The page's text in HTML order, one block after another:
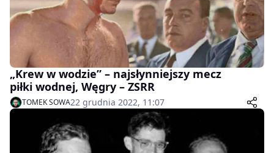
„Krew w wodzie” – najsłynniejszy mecz
piłki wodnej, Węgry – ZSRR
TOMEK SOWA22 grudnia 2022, 11:07